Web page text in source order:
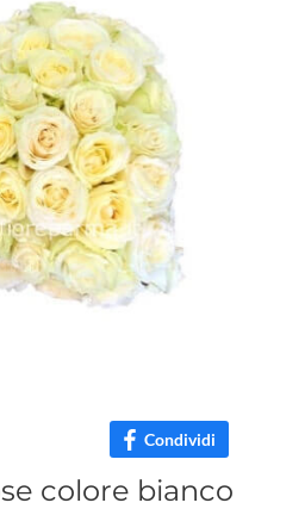
Condividi
colore bianco